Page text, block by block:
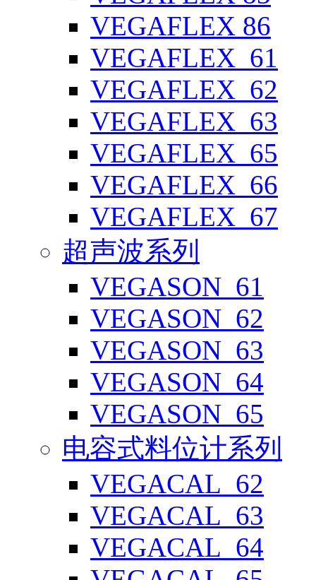
VEGAFLEX 86
VEGAFLEX_61
VEGAFLEX_62
VEGAFLEX_63
VEGAFLEX_65
VEGAFLEX_66
VEGAFLEX_67
超声波系列
VEGASON_61
VEGASON_62
VEGASON_63
VEGASON_64
VEGASON_65
电容式料位计系列
VEGACAL_62
VEGACAL_63
VEGACAL_64